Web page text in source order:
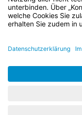
Bayern.de
BayernPortal
Impressum